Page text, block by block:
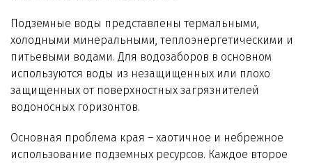
Подземные воды представлены термальными,
холодными минеральными, теплоэнергетическими и
питьевыми водами. Для водозаборов в основном
используются воды из незащищенных или плохо
защищенных от поверхностных загрязнителей
водоносных горизонтов.
Основная проблема края – хаотичное и небрежное
использование подземных ресурсов. Каждое второе